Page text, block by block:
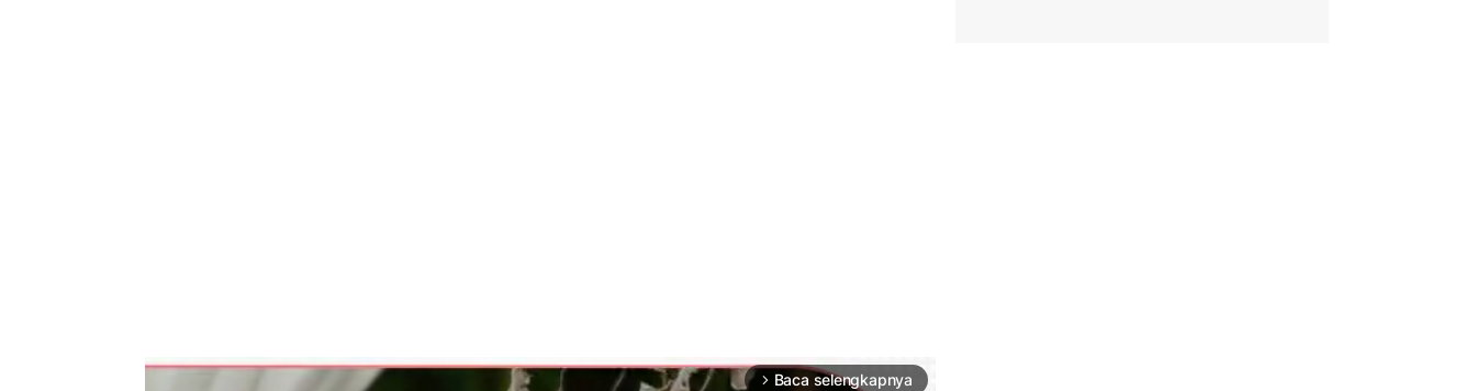
arrow_forward_ios Baca selengkapnya